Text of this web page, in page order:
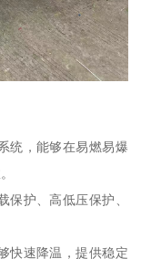
统，能够在易燃易爆
保护、高低压保护、
快速降温，提供稳定